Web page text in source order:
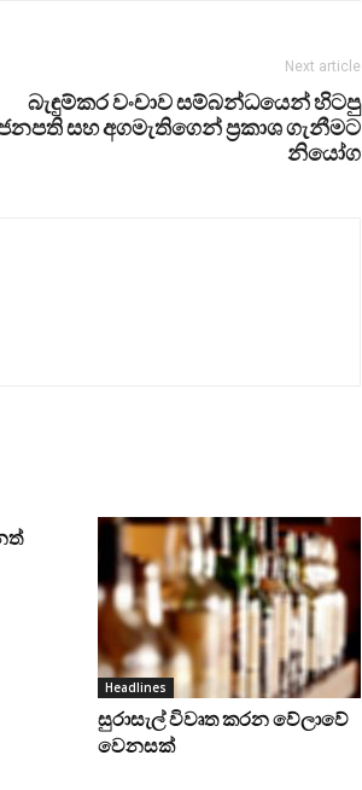
Next article
බැඳුම්කර වංචාව සම්බන්ධයෙන් හිටපු
සහ අගමැතිගෙන් ප්‍රකාශ ගැනීමට
නියෝග
Headlines
සුරාසැල් විවෘත කරන වේලාවේ
වෙනසක්